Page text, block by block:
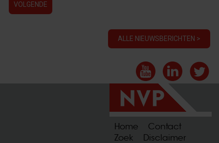
VOLGENDE
ALLE NIEUWSBERICHTEN >
Home
Contact
Zoek
Disclaimer